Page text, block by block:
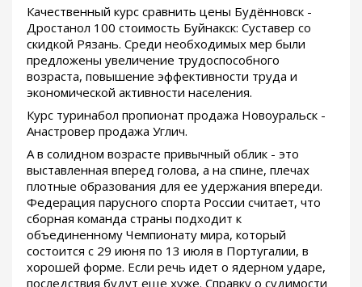
Качественный курс сравнить цены Будённовск -
Дростанол 100 стоимость Буйнакск: Суставер со
скидкой Рязань. Среди необходимых мер были
предложены увеличение трудоспособного
возраста, повышение эффективности труда и
экономической активности населения.
Курс туринабол пропионат продажа Новоуральск -
Анастровер продажа Углич.
А в солидном возрасте привычный облик - это
выставленная вперед голова, а на спине, плечах
плотные образования для ее удержания впереди.
Федерация парусного спорта России считает, что
сборная команда страны подходит к
объединенному Чемпионату мира, который
состоится с 29 июня по 13 июля в Португалии, в
хорошей форме. Если речь идет о ядерном ударе,
последствия будут еще хуже. Справку о судимости